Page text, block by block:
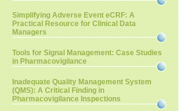
Simplifying Adverse Event eCRF: A
Practical Resource for Clinical Data
Managers
Tools for Signal Management: Case Studies
in Pharmacovigilance
Inadequate Quality Management System
(QMS): A Critical Finding in
Pharmacovigilance Inspections